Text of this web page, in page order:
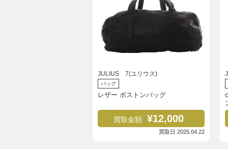
JULIUS 7(ユリウス)
バッグ
レザー ボストンバッグ
買取金額 ¥12,000
買取日 2025.04.22